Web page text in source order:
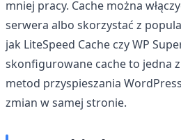
mniej pracy. Cache można
serwera albo skorzystać z
jak LiteSpeed Cache czy WP
skonfigurowane cache to jedna
metod przyspieszania
zmian w samej stronie.